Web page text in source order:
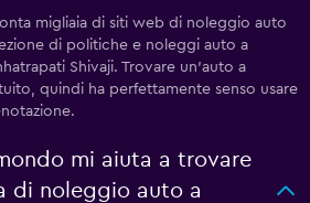
migliaia di siti web di noleggio auto
di politiche e noleggi auto a
Shivaji. Trovare un'auto a
quindi ha perfettamente senso usare
mi aiuta a trovare
di noleggio auto a